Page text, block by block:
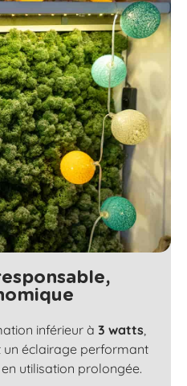
inférieur à 3 watts,
éclairage performant
utilisation prolongée.